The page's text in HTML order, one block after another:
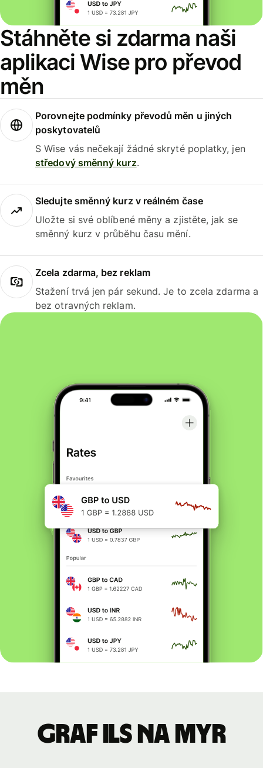
Stáhněte si zdarma naši
aplikaci Wise pro převod
měn
Porovnejte podmínky převodů měn u jiných
poskytovatelů
S Wise vás nečekají žádné skryté poplatky, jen
středový směnný kurz.
Sledujte směnný kurz v reálném čase
Uložte si své oblíbené měny a zjistěte, jak se
směnný kurz v průběhu času mění.
Zcela zdarma, bez reklam
Stažení trvá jen pár sekund. Je to zcela zdarma a
bez otravných reklam.
graf ILS na MYR